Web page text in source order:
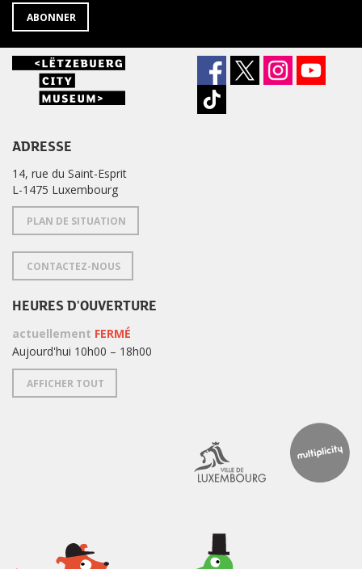
ABONNER
ADRESSE
14, rue du Saint-Esprit
L-1475 Luxembourg
PLAN DE SITUATION
CONTACTEZ-NOUS
HEURES D'OUVERTURE
actuellement FERMÉ
Aujourd'hui 10h00 – 18h00
AFFICHER TOUT